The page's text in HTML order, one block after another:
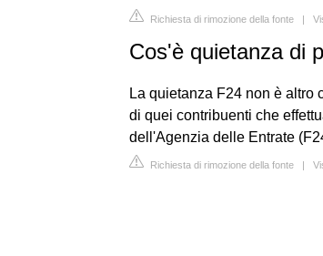
Richiesta di rimozione della fonte |
Cos'è quietanza di
La quietanza F24 non è altro
di quei contribuenti che
dell'Agenzia delle Entrate
Richiesta di rimozione della fonte |